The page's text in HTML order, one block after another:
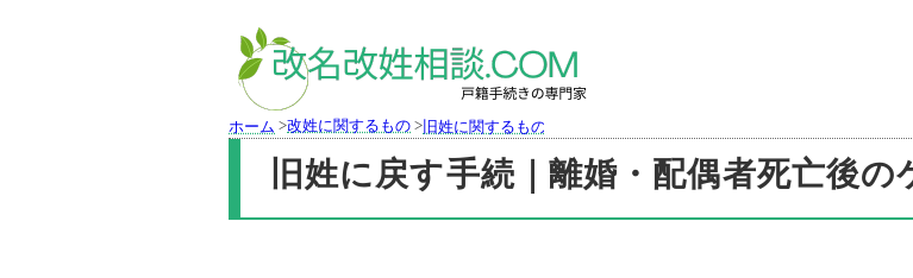
ホーム >改姓に関するもの > 旧姓に関するもの
旧姓に戻す手続｜離婚・配偶者死亡後